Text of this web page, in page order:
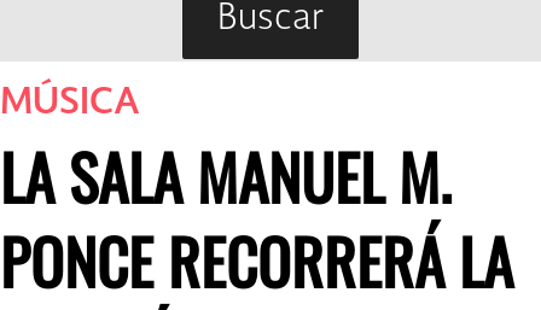
Buscar
MÚSICA
LA SALA MANUEL M.
PONCE RECORRERÁ LA